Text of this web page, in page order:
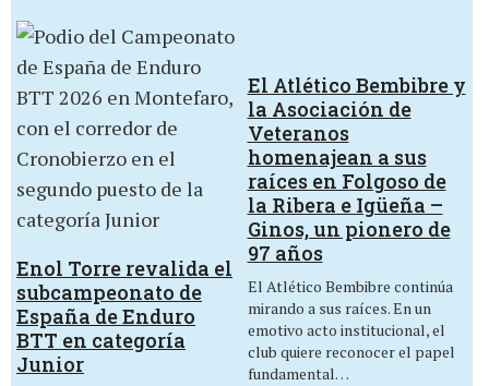
Enol Torre revalida el
subcampeonato de
España de Enduro
BTT en categoría
Junior
El Atlético Bembibre y
la Asociación de
Veteranos
homenajean a sus
raíces en Folgoso de
la Ribera e Igüeña –
Ginos, un pionero de
97 años
El Atlético Bembibre continúa
mirando a sus raíces. En un
emotivo acto institucional, el
club quiere reconocer el papel
fundamental…